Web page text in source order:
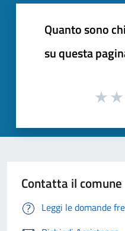
Quanto sono
su questa
Contatta il comune
Leggi le domande